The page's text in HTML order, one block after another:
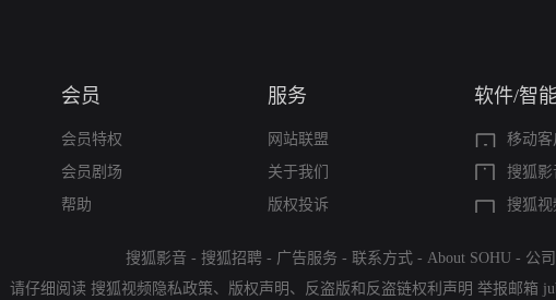
会员
会员特权
会员剧场
帮助
服务
网站联盟
关于我们
版权投诉
软件/智
移动客
搜狐影
搜狐
搜狐影音 - 搜狐招聘 - 广告服务 - 联系方式 - About SOHU - 公
请仔细阅读 搜狐视频隐私政策、 版权声明 、 反盗版和反盗链权利声明 举报邮箱